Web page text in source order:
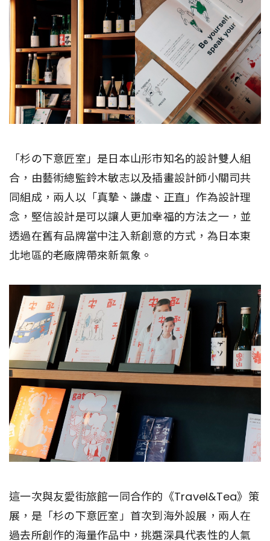
「杉の下意匠室」是日本山形市知名的設計雙人組
合，由藝術總監鈴木敏志以及插畫設計師小關司共
同組成，兩人以「真摯、謙虛、正直」作為設計理
念，堅信設計是可以讓人更加幸福的方法之一，並
透過在舊有品牌當中注入新創意的方式，為日本東
北地區的老廠牌帶來新氣象。
這一次與友愛街旅館一同合作的《Travel&Tea》策
展，是「杉の下意匠室」首次到海外設展，兩人在
過去所創作的海量作品中，挑選深具代表性的人氣